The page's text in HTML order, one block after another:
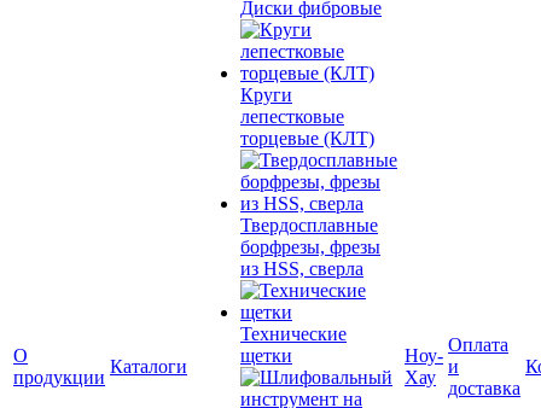
О
продукции
Каталоги
Диски фибровые
Круги
лепестковые
торцевые (КЛТ)
Твердосплавные
борфрезы, фрезы
из HSS, сверла
Технические
щетки
Ноу-
Хау
Оплата
и
доставка